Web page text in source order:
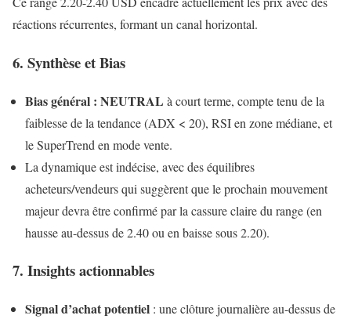
réactions récurrentes, formant un canal horizontal.
6. Synthèse et Bias
Bias général : NEUTRAL à court terme, compte tenu de la
faiblesse de la tendance (ADX < 20), RSI en zone médiane, et
le SuperTrend en mode vente.
La dynamique est indécise, avec des équilibres
acheteurs/vendeurs qui suggèrent que le prochain mouvement
majeur devra être confirmé par la cassure claire du range (en
hausse au-dessus de 2.40 ou en baisse sous 2.20).
7. Insights actionnables
Signal d’achat potentiel : une clôture journalière au-dessus de